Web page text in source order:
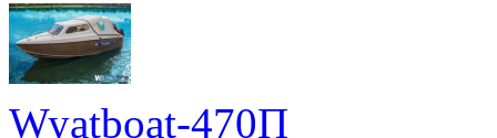
Wyatboat-470П